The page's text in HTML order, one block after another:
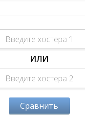
ИЛИ
Сравнить